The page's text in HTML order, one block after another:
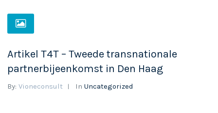
Artikel T4T – Tweede transnationale
partnerbijeenkomst in Den Haag
By: Vioneconsult In Uncategorized